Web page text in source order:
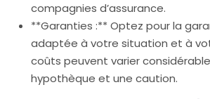
compagnies d’assurance.
**Garanties :** Optez pour la
adaptée à votre situation et à
coûts peuvent varier
hypothèque et une caution.